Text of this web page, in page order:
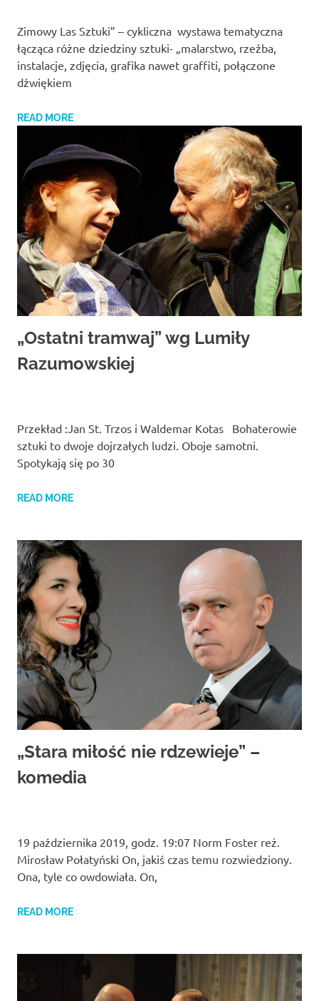
Zimowy Las Sztuki” – cykliczna wystawa tematyczna
łącząca różne dziedziny sztuki- „malarstwo, rzeźba,
instalacje, zdjęcia, grafika nawet graffiti, połączone
dźwiękiem
READ MORE
„Ostatni tramwaj” wg Lumiły
Razumowskiej
Przekład :Jan St. Trzos i Waldemar Kotas Bohaterowie
sztuki to dwoje dojrzałych ludzi. Oboje samotni.
Spotykają się po 30
READ MORE
„Stara miłość nie rdzewieje” –
komedia
19 października 2019, godz. 19:07 Norm Foster reż.
Mirosław Połatyński On, jakiś czas temu rozwiedziony.
Ona, tyle co owdowiała. On,
READ MORE